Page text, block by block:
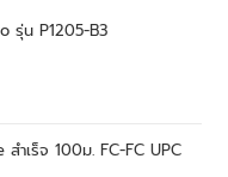
รุ่น P1205-B3
ำเร็จ 100ม. FC-FC UPC